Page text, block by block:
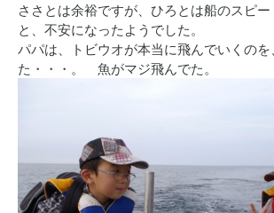
ささとは余裕ですが、ひろとは船のスピ
と、不安になったようでした。
パパは、トビウオが本当に飛んでいくの
た・・・。 魚がマジ飛んでた。